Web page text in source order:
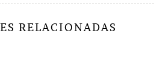
RELACIONADAS